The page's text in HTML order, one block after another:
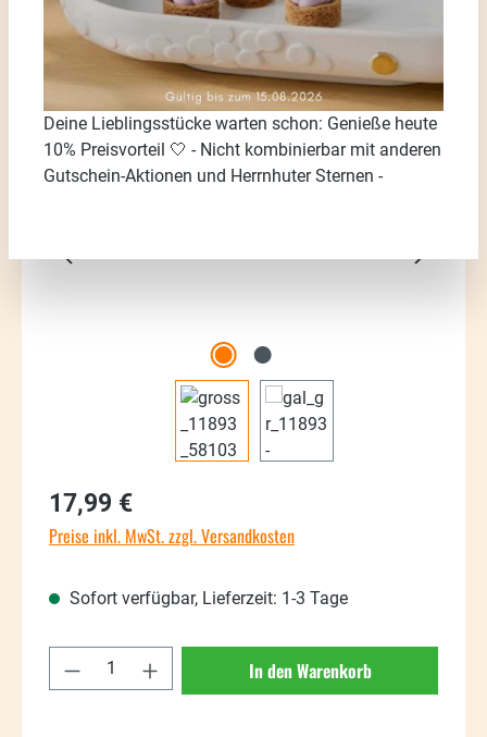
Bildergalerie überspringen
Regulärer Preis:
17,99 €
Preise inkl. MwSt. zzgl. Versandkosten
Sofort verfügbar, Lieferzeit: 1-3 Tage
Produkt Anzahl: Gib den gewünschten
In den Warenkorb
Deine Lieblingsstücke warten schon: Genieße heute
10% Preisvorteil 🤍 - Nicht kombinierbar mit anderen
Gutschein-Aktionen und Herrnhuter Sternen -